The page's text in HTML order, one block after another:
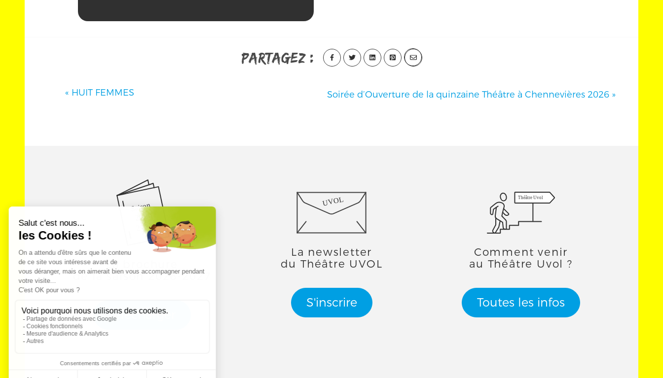
Partagez :
« HUIT FEMMES Soirée d’Ouverture de la quinzaine Théâtre à Chennevières 2026 »
Saison
2026
2027
La brochure
de la saison 2026-2027
Télécharger
UVOL
La newsletter
du Théâtre UVOL
S'inscrire
Théâtre Uvol
Comment venir
au Théâtre Uvol ?
Toutes les infos